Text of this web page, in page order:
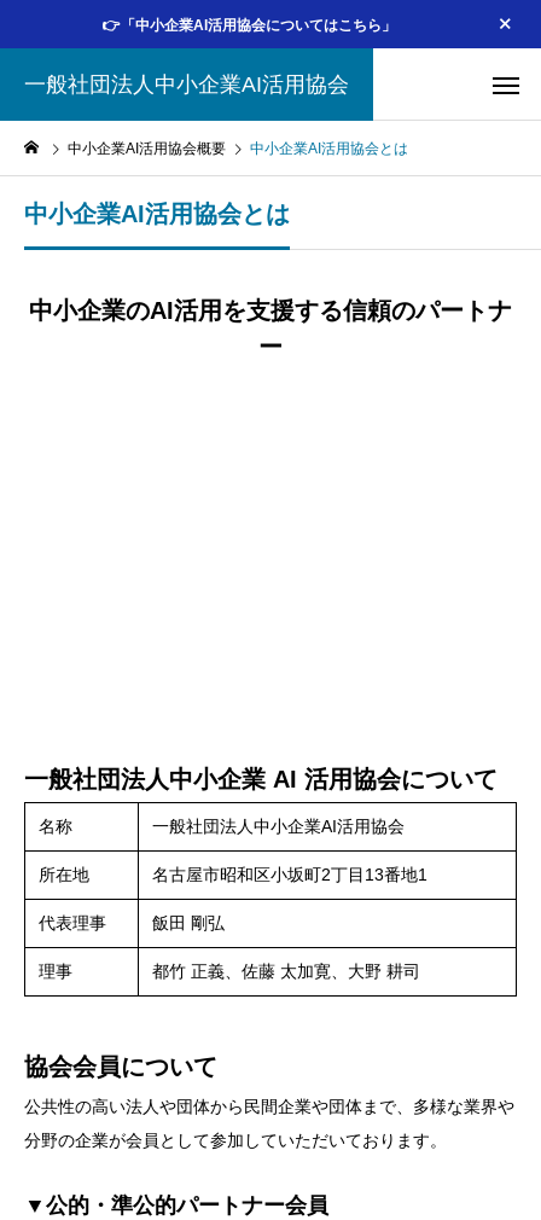
👉「中小企業AI活用協会についてはこちら」
一般社団法人中小企業AI活用協会
中小企業AI活用協会概要 中小企業AI活用協会とは
中小企業AI活用協会とは
中小企業のAI活用を支援する信頼のパートナ
ー
一般社団法人中小企業 AI 活用協会について
名称 一般社団法人中小企業AI活用協会
所在地 名古屋市昭和区小坂町2丁目13番地1
代表理事 飯田 剛弘
理事 都竹 正義、佐藤 太加寛、大野 耕司
協会会員について
公共性の高い法人や団体から民間企業や団体まで、多様な業界や
分野の企業が会員として参加していただいております。
▼公的・準公的パートナー会員